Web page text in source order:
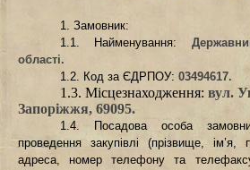
1. Замовник:
1.1. Найменування:
області.
1.2. Код за ЄДРПОУ: 03494617.
1.3. Місцезнаходження:вул.
Запоріжжя, 69095.
1.4. Посадова особа
проведення закупівлі (прізвище,
адреса, номер телефону та